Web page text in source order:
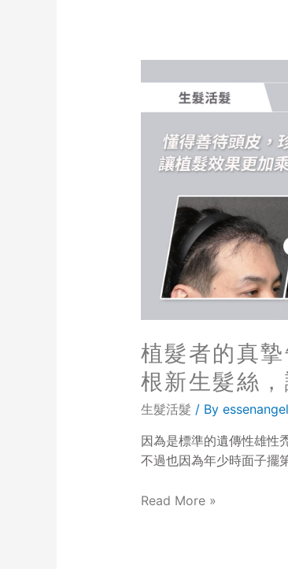
植髮者的真
根新生髮絲
生髮活髮 / By
因為是標準的遺傳性雄性
不過也因為年少時面子擺
Read More »